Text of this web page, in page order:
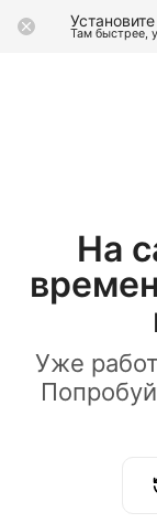
Там быстрее,
На
Уже